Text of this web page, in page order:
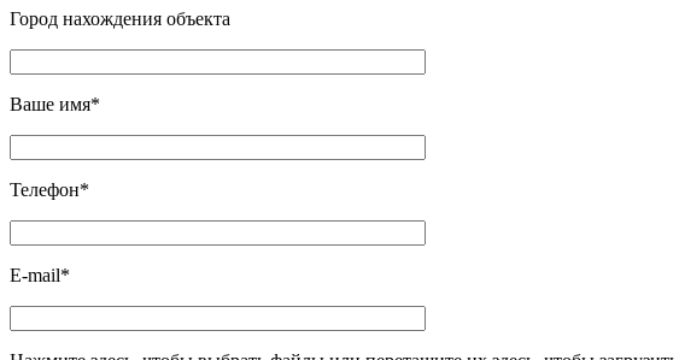
Город нахождения объекта
Ваше имя*
Телефон*
E-mail*